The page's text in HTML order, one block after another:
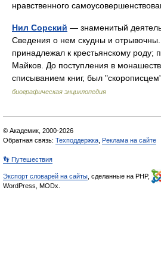
нравственного
Нил Сорский — знаменитый деятель
Сведения о нем скудны и отрывочны.
принадлежал к крестьянскому роду;
Майков. До поступления в
списыванием книг, был
биографическая энциклопедия
© Академик, 2000-2026
Обратная связь: Техподдержка Реклама на сайте
👣 Путешествия
Экспорт словарей на сайты , сделанные на PHP,
WordPress, MODx.